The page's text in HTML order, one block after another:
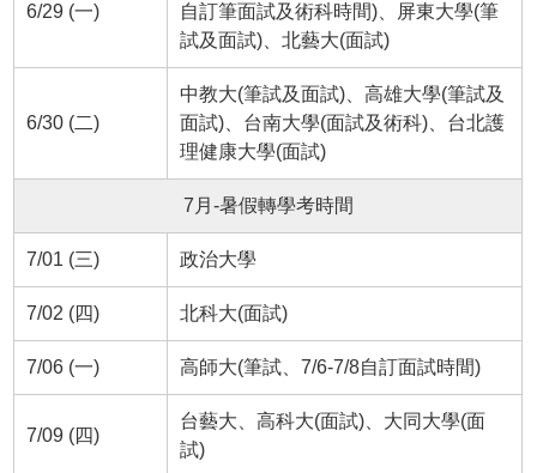
6/29 (一)
自訂筆面試及術科時間)、屏東大學(筆
試及面試)、北藝大(面試)
6/30 (二)
中教大(筆試及面試)、高雄大學(筆試及
面試)、台南大學(面試及術科)、台北護
理健康大學(面試)
7月-暑假轉學考時間
7/01 (三) 政治大學
7/02 (四) 北科大(面試)
7/06 (一) 高師大(筆試、7/6-7/8自訂面試時間)
7/09 (四)
台藝大、高科大(面試)、大同大學(面
試)